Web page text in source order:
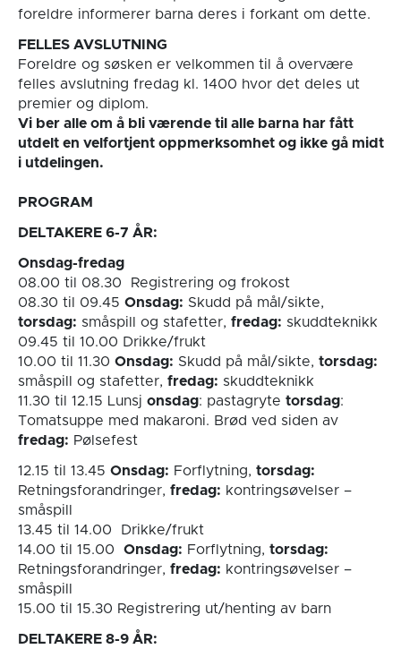
foreldre informerer barna deres i forkant om dette.
FELLES AVSLUTNING
Foreldre og søsken er velkommen til å overvære
felles avslutning fredag kl. 1400 hvor det deles ut
premier og diplom.
Vi ber alle om å bli værende til alle barna har fått
utdelt en velfortjent oppmerksomhet og ikke gå midt
i utdelingen.
PROGRAM
DELTAKERE 6-7 ÅR:
Onsdag-fredag
08.00 til 08.30 Registrering og frokost
08.30 til 09.45 Onsdag: Skudd på mål/sikte,
torsdag: småspill og stafetter, fredag: skuddteknikk
09.45 til 10.00 Drikke/frukt
10.00 til 11.30 Onsdag: Skudd på mål/sikte, torsdag:
småspill og stafetter, fredag: skuddteknikk
11.30 til 12.15 Lunsj onsdag: pastagryte torsdag:
Tomatsuppe med makaroni. Brød ved siden av
fredag: Pølsefest
12.15 til 13.45 Onsdag: Forflytning, torsdag:
Retningsforandringer, fredag: kontringsøvelser –
småspill
13.45 til 14.00 Drikke/frukt
14.00 til 15.00 Onsdag: Forflytning, torsdag:
Retningsforandringer, fredag: kontringsøvelser –
småspill
15.00 til 15.30 Registrering ut/henting av barn
DELTAKERE 8-9 ÅR: